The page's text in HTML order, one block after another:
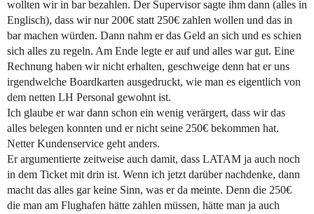
wollten wir in bar bezahlen. Der Supervisor sagte ihm dann (alles in
Englisch), dass wir nur 200€ statt 250€ zahlen wollen und das in
bar machen würden. Dann nahm er das Geld an sich und es schien
sich alles zu regeln. Am Ende legte er auf und alles war gut. Eine
Rechnung haben wir nicht erhalten, geschweige denn hat er uns
irgendwelche Boardkarten ausgedruckt, wie man es eigentlich von
dem netten LH Personal gewohnt ist.
Ich glaube er war dann schon ein wenig verärgert, dass wir das
alles belegen konnten und er nicht seine 250€ bekommen hat.
Netter Kundenservice geht anders.
Er argumentierte zeitweise auch damit, dass LATAM ja auch noch
in dem Ticket mit drin ist. Wenn ich jetzt darüber nachdenke, dann
macht das alles gar keine Sinn, was er da meinte. Denn die 250€
die man am Flughafen hätte zahlen müssen, hätte man ja auch